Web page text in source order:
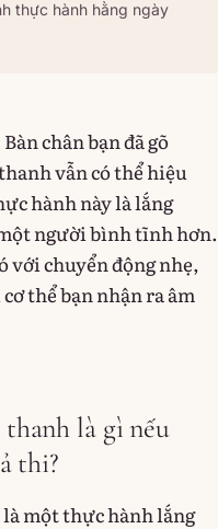
thực hành hằng ngày
chân bạn đã gõ
vẫn có thể hiệu
hành này là lắng
người bình tĩnh hơn.
với chuyển động nhẹ,
thể bạn nhận ra âm
là gì nếu
thi?
một thực hành lắng